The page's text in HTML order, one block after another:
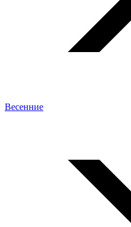
Весенние